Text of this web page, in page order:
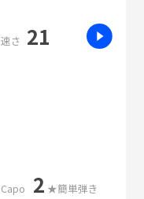
速さ 21
Capo 2 ★簡単弾き